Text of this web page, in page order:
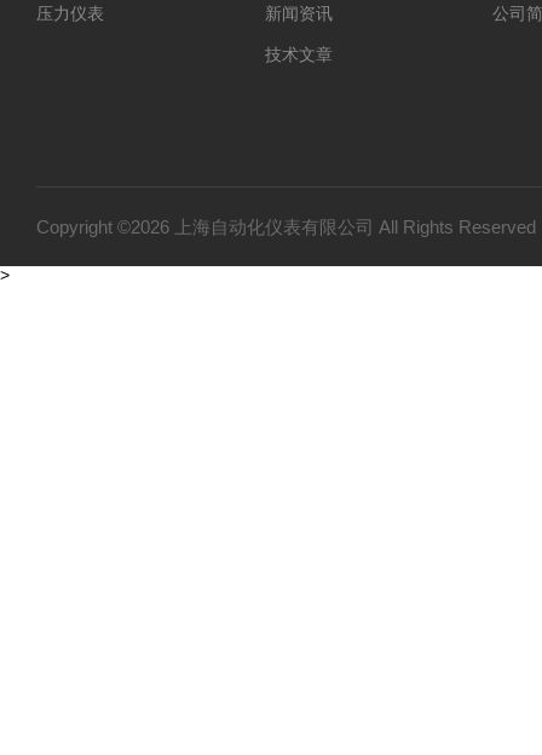
压力仪表 新闻资讯
技术文章
公司
Copyright ©2026 上海自动化仪表有限公司 All Rights
>